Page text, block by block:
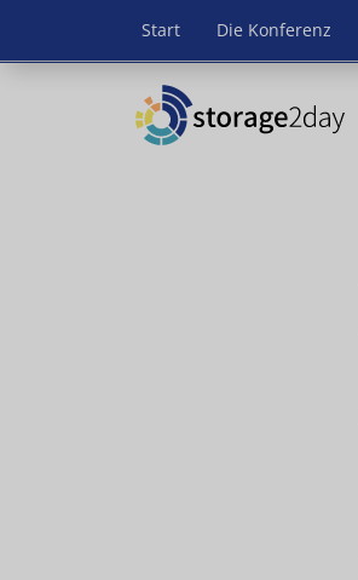
Start Die Konferenz